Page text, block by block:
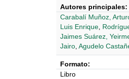
Autores principales:
Carabalí Muñoz,
Luis Enrique
Jaimes Suárez,
Jairo Agudelo
Formato:
Libro